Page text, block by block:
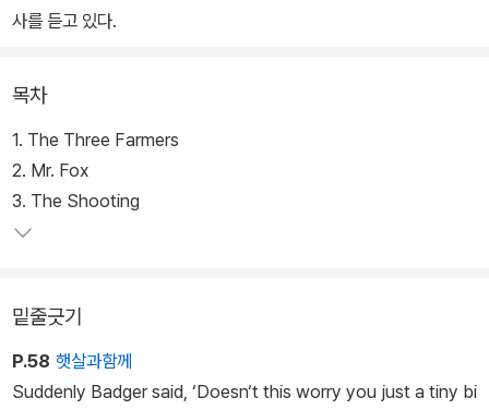
사를 듣고 있다.
목차
1. The Three Farmers
2. Mr. Fox
3. The Shooting
밑줄긋기
P.58 햇살과함께
Suddenly Badger said, ‘Doesn‘t this worry you just a tiny bi